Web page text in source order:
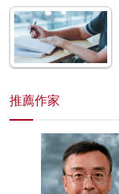
推薦作家